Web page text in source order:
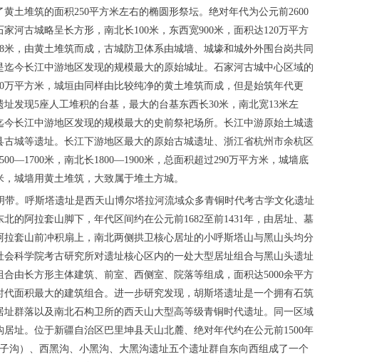
土堆筑的面积250平方米左右的椭圆形祭坛。绝对年代为公元前2600
河古城略呈长方形，南北长100米，东西宽900米，面积达120万平方
，由黄土堆筑而成，古城防卫体系由城墙、城壕和城外外围台岗共同
今长江中游地区发现的规模最大的原始城址。石家河古城中心区域的
平方米，城垣由同样由比较纯净的黄土堆筑而成，但是始筑年代更
发现5座人工堆积的台基，最大的台基东西长30米，南北宽13米左
长江中游地区发现的规模最大的史前祭祀场所。长江中游原始土城遗
城等遗址。长江下游地区最大的原始古城遗址、浙江省杭州市余杭区
米，南北长1800—1900米，总面积超过290万平方米，城墙底
城墙用黄土堆筑，大致属于堆土方城。
带。呼斯塔遗址是西天山博尔塔拉河流域众多青铜时代考古学文化遗址
的阿拉套山脚下，年代区间约在公元前1682至前1431年，由居址、墓
套山前冲积扇上，南北两侧拱卫核心居址的小呼斯塔山与黑山头均分
会科学院考古研究所对遗址核心区内的一处大型居址组合与黑山头遗址
由长方形主体建筑、前室、西侧室、院落等组成，面积达5000余平方
面积最大的建筑组合。进一步研究发现，胡斯塔遗址是一个拥有石筑
群落以及南北石构卫所的西天山大型高等级青铜时代遗址。同一区域
址。位于新疆自治区巴里坤县天山北麓、绝对年代约在公元前1500年
沟）、西黑沟、小黑沟、大黑沟遗址五个遗址群自东向西组成了一个